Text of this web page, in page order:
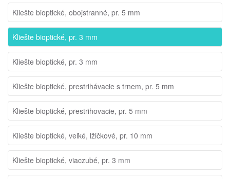
Kliešte bioptické, obojstranné, pr. 5 mm
Kliešte bioptické, pr. 3 mm
Kliešte bioptické, pr. 3 mm
Kliešte bioptické, prestrihávacie s trnem, pr. 5 mm
Kliešte bioptické, prestrihovacie, pr. 5 mm
Kliešte bioptické, veľké, lžičkové, pr. 10 mm
Kliešte bioptické, viaczubé, pr. 3 mm